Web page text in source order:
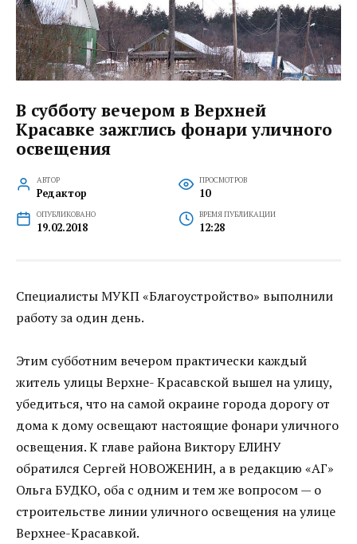
В субботу вечером в Верхней
Красавке зажглись фонари уличного
освещения
АВТОР
Редактор
ПРОСМОТРОВ
10
ОПУБЛИКОВАНО
19.02.2018
ВРЕМЯ ПУБЛИКАЦИИ
12:28
Специалисты МУКП «Благоустройство» выполнили
работу за один день.
Этим субботним вечером практически каждый
житель улицы Верхне- Красавской вышел на улицу,
убедиться, что на самой окраине города дорогу от
дома к дому освещают настоящие фонари уличного
освещения. К главе района Виктору ЕЛИНУ
обратился Сергей НОВОЖЕНИН, а в редакцию «АГ»
Ольга БУДКО, оба с одним и тем же вопросом — о
строительстве линии уличного освещения на улице
Верхнее-Красавкой.